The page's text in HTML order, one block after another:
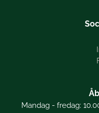
Mandag - fredag: